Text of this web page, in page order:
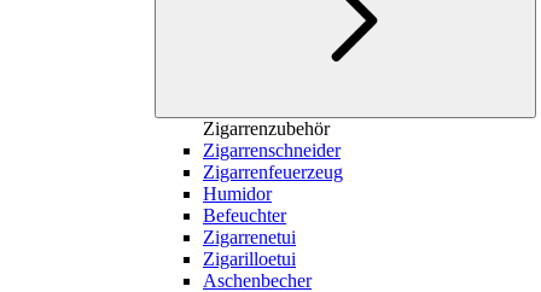
Zigarrenzubehör
Zigarrenschneider
Zigarrenfeuerzeug
Humidor
Befeuchter
Zigarrenetui
Zigarilloetui
Aschenbecher